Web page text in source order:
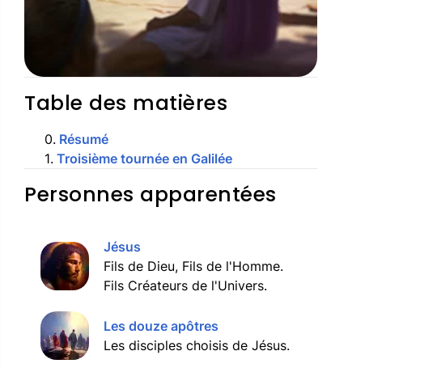
Table des matières
0. Résumé
1. Troisième tournée en Galilée
Personnes apparentées
Jésus
Fils de Dieu, Fils de l'Homme.
Fils Créateurs de l'Univers.
Les douze apôtres
Les disciples choisis de Jésus.